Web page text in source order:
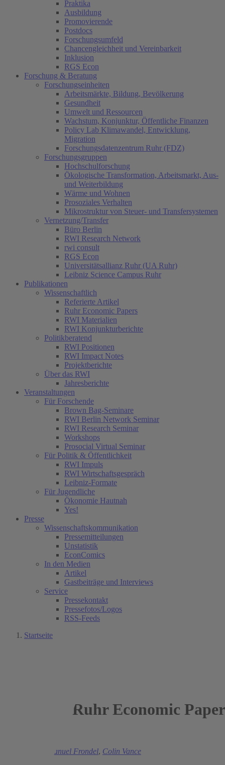
Praktika
Ausbildung
Promovierende
Postdocs
Forschungsumfeld
Chancengleichheit und Vereinbarkeit
Inklusion
RGS Econ
Forschung & Beratung
Forschungseinheiten
Arbeitsmärkte, Bildung, Bevölkerung
Gesundheit
Umwelt und Ressourcen
Wachstum, Konjunktur, Öffentliche Finanzen
Policy Lab Klimawandel, Entwicklung,
Migration
Forschungsdatenzentrum Ruhr (FDZ)
Forschungsgruppen
Hochschulforschung
Ökologische Transformation, Arbeitsmarkt, Aus-
und Weiterbildung
Wärme und Wohnen
Prosoziales Verhalten
Mikrostruktur von Steuer- und Transfersystemen
Vernetzung/Transfer
Büro Berlin
RWI Research Network
rwi consult
RGS Econ
Universitätsallianz Ruhr (UA Ruhr)
Leibniz Science Campus Ruhr
Publikationen
Wissenschaftlich
Referierte Artikel
Ruhr Economic Papers
RWI Materialien
RWI Konjunkturberichte
Politikberatend
RWI Positionen
RWI Impact Notes
Projektberichte
Über das RWI
Jahresberichte
Veranstaltungen
Für Forschende
Brown Bag-Seminare
RWI Berlin Network Seminar
RWI Research Seminar
Workshops
Prosocial Virtual Seminar
Für Politik & Öffentlichkeit
RWI Impuls
RWI Wirtschaftsgespräch
Leibniz-Formate
Für Jugendliche
Ökonomie Hautnah
Yes!
Presse
Wissenschaftskommunikation
Pressemitteilungen
Unstatistik
EconComics
In den Medien
Artikel
Gastbeiträge und Interviews
Service
Pressekontakt
Pressefotos/Logos
RSS-Feeds
Startseite
Ruhr Economic
Manuel Frondel, Colin Vance